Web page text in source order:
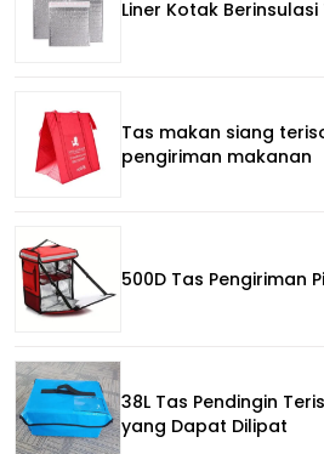
Liner Kotak
Tas makan siang
pengiriman makanan
500D Tas Pengiriman
38L Tas Pendingin
yang Dapat Dilipat